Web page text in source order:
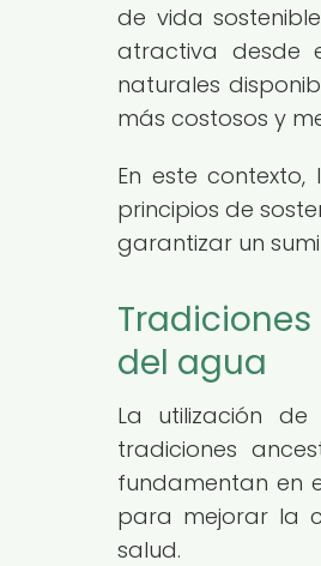
de vida
atractiva desde
naturales
más costosos y
En este
principios de
garantizar un
del agua
La utilización
tradiciones
fundamentan en
para mejorar la
salud.